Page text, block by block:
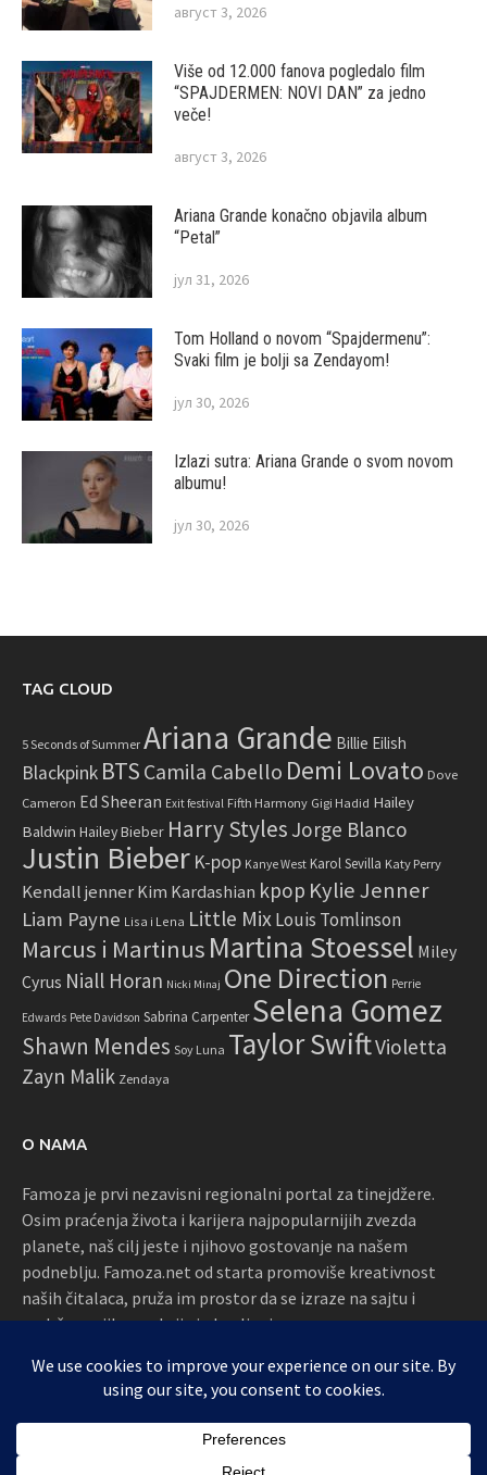
август 3, 2026
Više od 12.000 fanova pogledalo film
“SPAJDERMEN: NOVI DAN” za jedno
veče!
август 3, 2026
Ariana Grande konačno objavila album
“Petal”
јул 31, 2026
Tom Holland o novom “Spajdermenu”:
Svaki film je bolji sa Zendayom!
јул 30, 2026
Izlazi sutra: Ariana Grande o svom novom
albumu!
јул 30, 2026
TAG CLOUD
5 Seconds of Summer Ariana Grande Billie Eilish
Blackpink BTS Camila Cabello Demi Lovato Dove
Cameron Ed Sheeran Exit festival Fifth Harmony Gigi Hadid Hailey
Baldwin Hailey Bieber Harry Styles Jorge Blanco
Justin Bieber K-pop Kanye West Karol Sevilla Katy Perry
Kendall jenner Kim Kardashian kpop Kylie Jenner
Liam Payne Lisa i Lena Little Mix Louis Tomlinson
Marcus i Martinus Martina Stoessel Miley
Cyrus Niall Horan Nicki Minaj One Direction Perrie
Edwards Pete Davidson Sabrina Carpenter Selena Gomez
Shawn Mendes Soy Luna Taylor SwiftVioletta
Zayn Malik Zendaya
O NAMA
Famoza je prvi nezavisni regionalni portal za tinejdžere.
Osim praćenja života i karijera najpopularnijih zvezda
planete, naš cilj jeste i njihovo gostovanje na našem
podneblju. Famoza.net od starta promoviše kreativnost
naših čitalaca, pruža im prostor da se izraze na sajtu i
podržava njihove akcije i okupljanja